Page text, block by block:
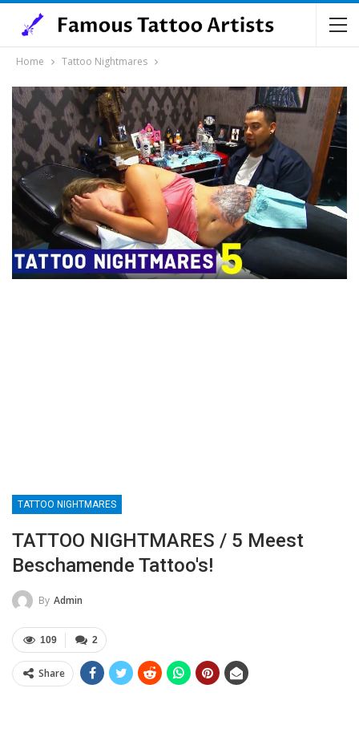
Home Tattoo Nightmares
TATTOO NIGHTMARES
TATTOO NIGHTMARES / 5 Meest
Beschamende Tattoo's!
By Admin
2
109
Share